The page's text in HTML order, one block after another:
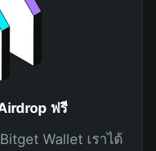
ฟรี
Wallet เราได้